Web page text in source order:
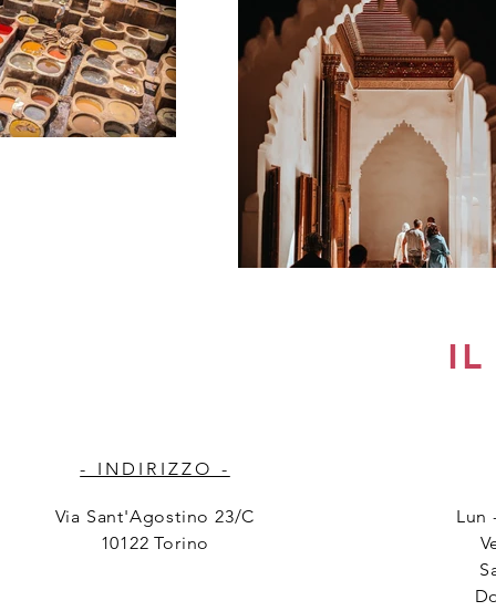
IL
- INDIRIZZO -
Via Sant'Agostino 23/C
10122 Torino
Lun